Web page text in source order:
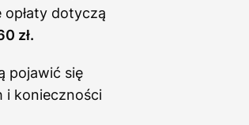
opłaty dotyczą
zł.
pojawić się
i konieczności